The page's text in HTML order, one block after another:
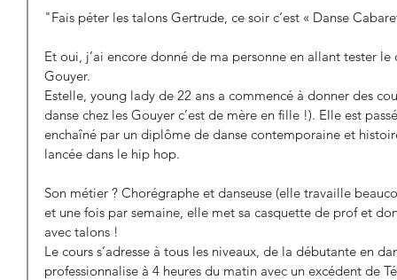
"Fais péter les talons Gertrude, ce soir c’est « Danse
Et oui, j’ai encore donné de ma personne en allant tester
Gouyer.
Estelle, young lady de 22 ans a commencé à donner des
danse chez les Gouyer c’est de mère en fille !). Elle est
enchaîné par un diplôme de danse contemporaine et
lancée dans le hip hop.
Son métier ? Chorégraphe et danseuse (elle travaille
et une fois par semaine, elle met sa casquette de prof et
avec talons !
Le cours s’adresse à tous les niveaux, de la débutante en
professionnalise à 4 heures du matin avec un excédent de